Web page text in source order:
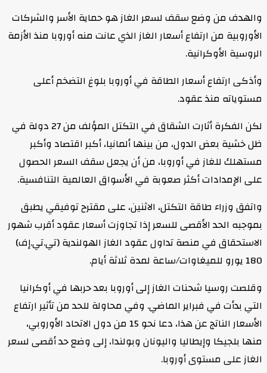
والهدف من وضع سقف لسعر الغاز هو حماية الأسر والشركات
الأوروبية من ارتفاع أسعار الغاز الذي عانت منه أوروبا منذ الأزمة
الروسية الأوكرانية.
وأذكى ارتفاع أسعار الطاقة في أوروبا بلوغ التضخم أعلى
مستوياته منذ عقود.
لكن الفكرة أثارت الشقاق في التكتل المؤلف من 27 دولة في
ظل خشية بعض الدول، من بينها ألمانيا، أكبر اقتصاد وأكبر
مستهلك للغاز في أوروبا، من أن يجعل سقف السعر الحصول
على الإمدادات أكثر صعوبة في الأسواق العالمية التنافسية.
واتفق وزراء طاقة التكتل، الاثنين، على مقترح توفيقي يطبق
بموجبه الحد الأقصى للسعر إذا تجاوزت أسعار عقود أقرب شهور
الاستحقاق في منصة تداول عقود الغاز الهولندية (تي.تي.إف)
180 يورو للميغاوات/ساعة لمدة ثلاثة أيام.
وقلصت روسيا شحنات الغاز إلى أوروبا بعد حربها في أوكرانيا
التي بدأت في فبراير الماضي. وفي محاولة للحد من تأثير ارتفاع
الأسعار الناتج عن هذا، دعا نحو 15 من دول الاتحاد الأوروبي،
منها بلجيكا وإيطاليا واليونان وبولندا، إلى وضع حد أقصى لسعر
الغاز على مستوى أوروبا.